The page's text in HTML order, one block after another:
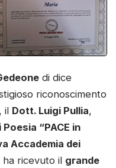
di dice
riconoscimento
il Dott. Luigi Pullia,
“PACE in
Accademia dei
ha ricevuto il grande